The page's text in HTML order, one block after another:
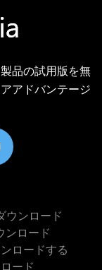
品の試用版を無
アドバンテージ
ウンロード
ンロード
ロードする
ード